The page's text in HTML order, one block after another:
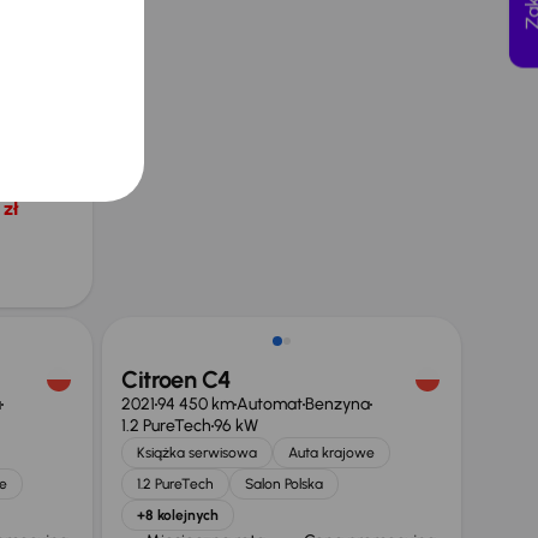
Citroen C4
202194 450 kmAutomatBenzyna
1.2 PureTech96 kW
Książka serwisowa
Auta krajowe
1.2 PureTech
Salon Polska
+8 kolejnych